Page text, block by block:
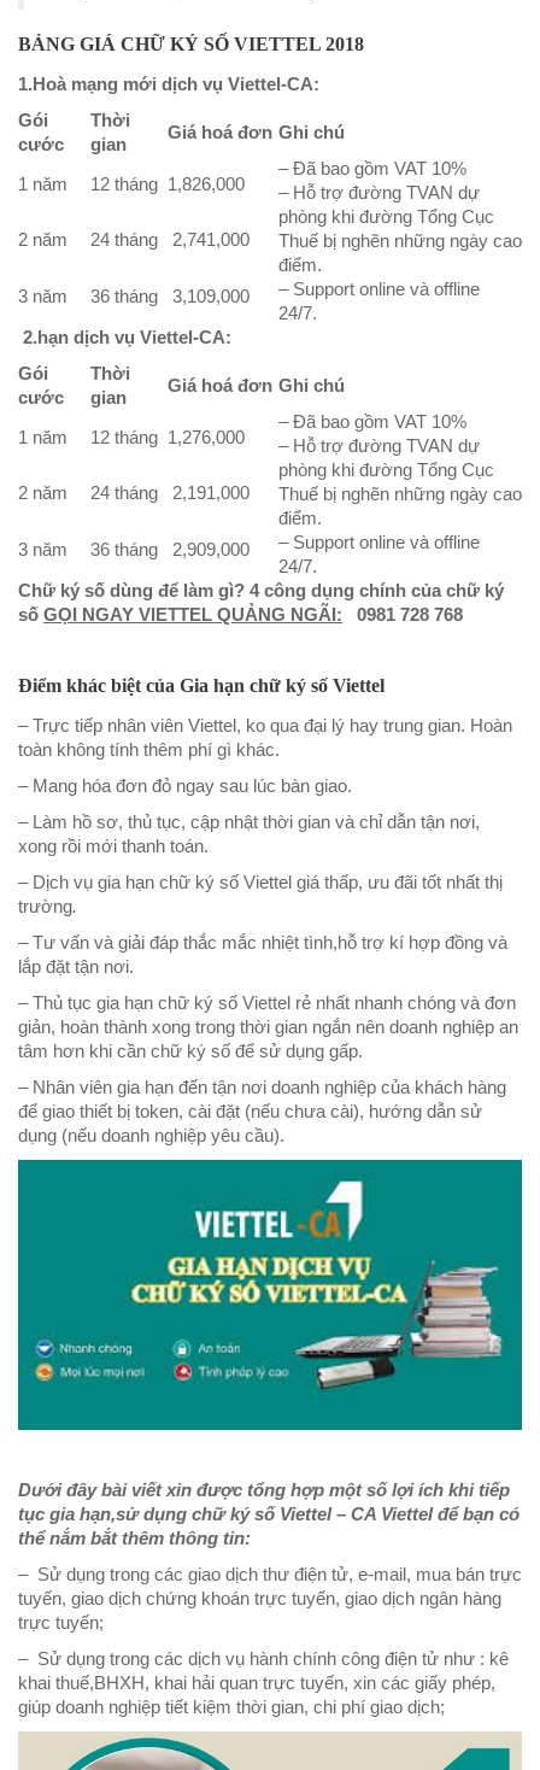
BẢNG GIÁ CHỮ KÝ SỐ VIETTEL 2018
1.Hoà mạng mới dịch vụ Viettel-CA:
Gói
cước
Thời
gian
Giá hoá đơn Ghi chú
1 năm 12 tháng 1,826,000
– Đã bao gồm VAT 10%
– Hỗ trợ đường TVAN dự
phòng khi đường Tổng Cục
Thuế bị nghẽn những ngày cao
điểm.
– Support online và offline
24/7.
2 năm 24 tháng 2,741,000
3 năm 36 tháng
3,109,000
2.hạn dịch vụ Viettel-CA:
Gói
cước
Thời
gian
Giá hoá đơn Ghi chú
1 năm 12 tháng 1,276,000
– Đã bao gồm VAT 10%
– Hỗ trợ đường TVAN dự
phòng khi đường Tổng Cục
Thuế bị nghẽn những ngày cao
điểm.
– Support online và offline
24/7.
2 năm 24 tháng 2,191,000
3 năm 36 tháng
2,909,000
Chữ ký số dùng để làm gì? 4 công dụng chính của chữ ký
số GỌI NGAY VIETTEL QUẢNG NGÃI: 0981 728 768
Điểm khác biệt của Gia hạn chữ ký số Viettel
– Trực tiếp nhân viên Viettel, ko qua đại lý hay trung gian. Hoàn
toàn không tính thêm phí gì khác.
– Mang hóa đơn đỏ ngay sau lúc bàn giao.
– Làm hồ sơ, thủ tục, cập nhật thời gian và chỉ dẫn tận nơi,
xong rồi mới thanh toán.
– Dịch vụ gia hạn chữ ký số Viettel giá thấp, ưu đãi tốt nhất thị
trường.
– Tư vấn và giải đáp thắc mắc nhiệt tình,hỗ trợ kí hợp đồng và
lắp đặt tận nơi.
– Thủ tục gia hạn chữ ký số Viettel rẻ nhất nhanh chóng và đơn
giản, hoàn thành xong trong thời gian ngắn nên doanh nghiệp an
tâm hơn khi cần chữ ký số để sử dụng gấp.
– Nhân viên gia hạn đến tận nơi doanh nghiệp của khách hàng
để giao thiết bị token, cài đặt (nếu chưa cài), hướng dẫn sử
dụng (nếu doanh nghiệp yêu cầu).
Dưới đây bài viết xin được tổng hợp một số lợi ích khitiếp
tục gia hạn,sử dụng chữ ký số Viettel – CA Viettel để bạn có
thể nắm bắt thêm thông tin:
– Sử dụng trong các giao dịch thư điện tử, e-mail, mua bán trực
tuyến, giao dịch chứng khoán trực tuyến, giao dịch ngân hàng
trực tuyến;
– Sử dụng trong các dịch vụ hành chính công điện tử như : kê
khai thuế,BHXH, khai hải quan trực tuyến, xin các giấy phép,
giúp doanh nghiệp tiết kiệm thời gian, chi phí giao dịch;